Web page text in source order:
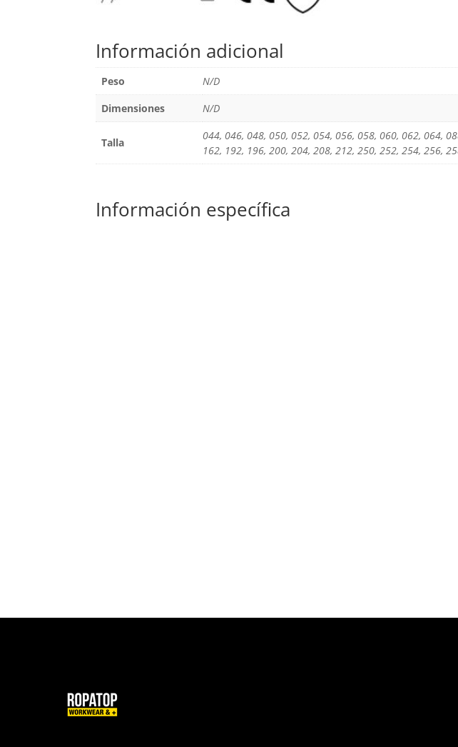
Información adicional
Peso
N/D
Dimensiones
N/D
Talla
044, 046, 048, 050, 052, 054, 056, 058, 060, 062, 064,
162, 192, 196, 200, 204, 208, 212, 250, 252, 254, 256,
Información específica